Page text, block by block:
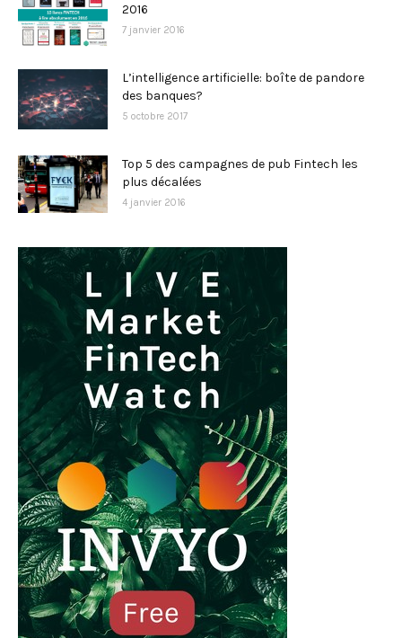
2016
7 janvier 2016
L’intelligence artificielle: boîte de pandore
des banques?
5 octobre 2017
Top 5 des campagnes de pub Fintech les
plus décalées
4 janvier 2016